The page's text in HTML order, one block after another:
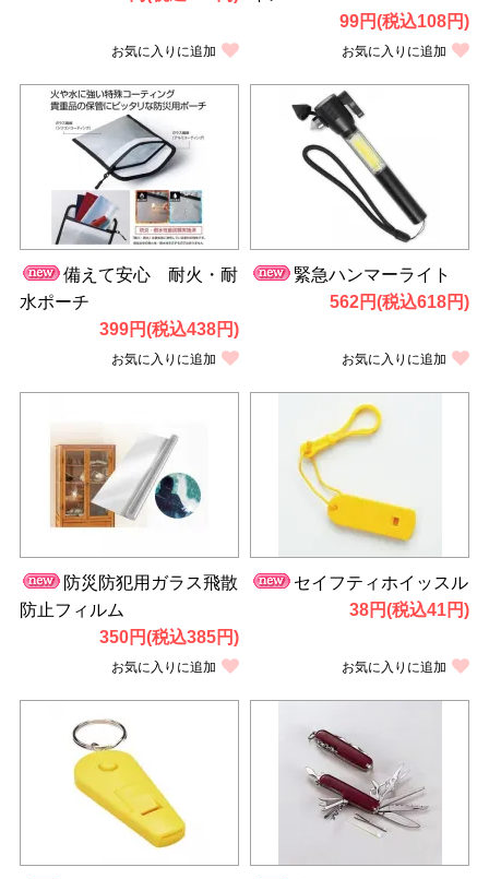
お気に入りに追加
99円(税込108円)
お気に入りに追加
備えて安心 耐火・耐
水ポーチ
399円(税込438円)
お気に入りに追加
緊急ハンマーライト
562円(税込618円)
お気に入りに追加
防災防犯用ガラス飛散
防止フィルム
350円(税込385円)
お気に入りに追加
セイフティホイッスル
38円(税込41円)
お気に入りに追加